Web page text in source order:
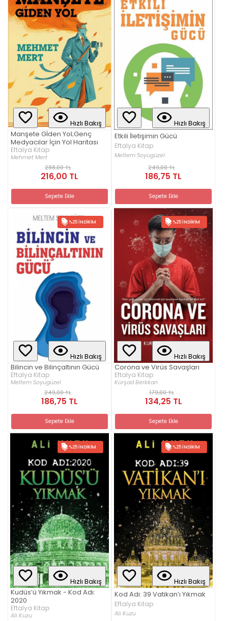
Hızlı Bakış
Manşete Gİden Yol;Genç
Medyacılar İçin Yol Haritası
Eftalya Kitap
Mehmet Mert
288,00 TL
216,00 TL
Sepete Ekle
Hızlı Bakış
Etkili İletişimin Gücü
Eftalya Kitap
Meltem Soyugüzel
249,00 TL
186,75 TL
Sepete Ekle
%25 İNDIRIM
Hızlı Bakış
Bilincin ve Bilinçaltının Gücü
Eftalya Kitap
Meltem Soyugüzel
249,00 TL
186,75 TL
Sepete Ekle
%25 İNDIRIM
Hızlı Bakış
Corona ve Virüs Savaşları
Eftalya Kitap
Kürşad Berkkan
179,00 TL
134,25 TL
Sepete Ekle
%25 İNDIRIM
Hızlı Bakış
Kudüs’ü Yıkmak - Kod Adı:
2020
Eftalya Kitap
Ali Kuzu
%25 İNDIRIM
Hızlı Bakış
Kod Adı: 39 Vatikan’ı Yıkmak
Eftalya Kitap
Ali Kuzu